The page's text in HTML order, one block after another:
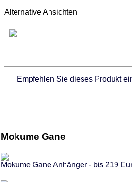
Alternative Ansichten
Empfehlen Sie dieses Produkt
Mokume Gane
Mokume Gane Anhänger - bis 219